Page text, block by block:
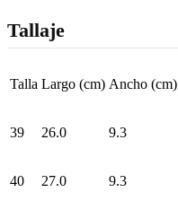
Tallaje
Talla Largo (cm) Ancho (cm)
39 26.0 9.3
40 27.0 9.3